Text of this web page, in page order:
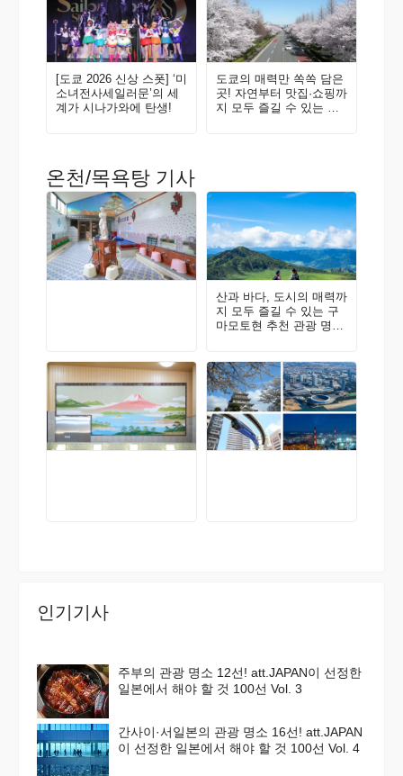
[도쿄 2026 신상 스폿] ‘미
소녀전사세일러문’의 세
계가 시나가와에 탄생!
도쿄의 매력만 쏙쏙 담은
곳! 자연부터 맛집·쇼핑까
지 모두 즐길 수 있는 구
온천/목욕탕 기사
산과 바다, 도시의 매력까
지 모두 즐길 수 있는 구
마모토현 추천 관광 명소
인기기사
주부의 관광 명소 12선! att.JAPAN이 선정한
일본에서 해야 할 것 100선 Vol. 3
간사이·서일본의 관광 명소 16선! att.JAPAN
이 선정한 일본에서 해야 할 것 100선 Vol. 4